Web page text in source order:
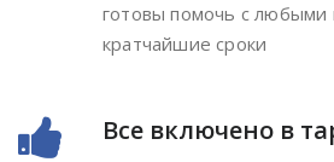
готовы помочь с любыми
кратчайшие сроки
Все включено в